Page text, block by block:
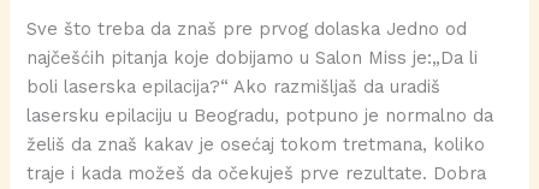
Sve što treba da znaš pre prvog dolaska Jedno od
najčešćih pitanja koje dobijamo u Salon Miss je:„Da li
boli laserska epilacija?“ Ako razmišljaš da uradiš
lasersku epilaciju u Beogradu, potpuno je normalno da
želiš da znaš kakav je osećaj tokom tretmana, koliko
traje i kada možeš da očekuješ prve rezultate. Dobra